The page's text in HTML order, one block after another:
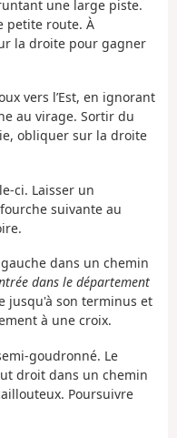
une large piste.
petite route. À
la droite pour gagner
vers l’Est, en ignorant
au virage. Sortir du
obliquer sur la droite
ci. Laisser un
suivante au
dans un chemin
dans le département
jusqu'à son terminus et
à une croix.
goudronné. Le
droit dans un chemin
Poursuivre